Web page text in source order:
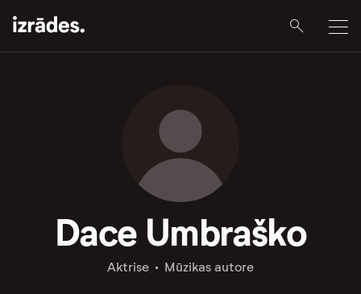
Dace Umbraško
Aktrise Mūzikas autore